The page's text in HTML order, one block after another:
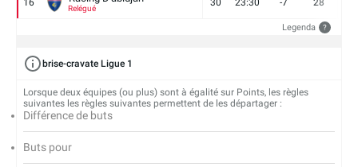
16
Relégué
30 23:30 -7 28
Legenda ?
brise-cravate Ligue 1
Lorsque deux équipes (ou plus) sont à égalité sur Points, les règles
suivantes les règles suivantes permettent de les départager :
Différence de buts
Buts pour